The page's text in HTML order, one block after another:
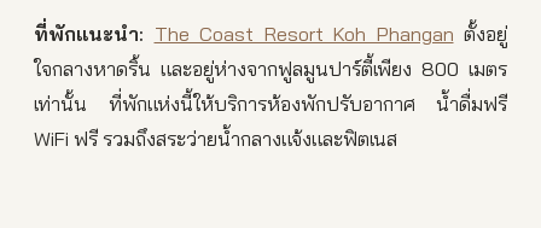
ที่พักแนะนำ: The Coast Resort Koh Phangan ตั้งอยู่
ใจกลางหาดริ้น และอยู่ห่างจากฟูลมูนปาร์ตี้เพียง 800 เมตร
เท่านั้น ที่พักแห่งนี้ให้บริการห้องพักปรับอากาศ น้ำดื่มฟรี
WiFi ฟรี รวมถึงสระว่ายน้ำกลางแจ้งและฟิตเนส